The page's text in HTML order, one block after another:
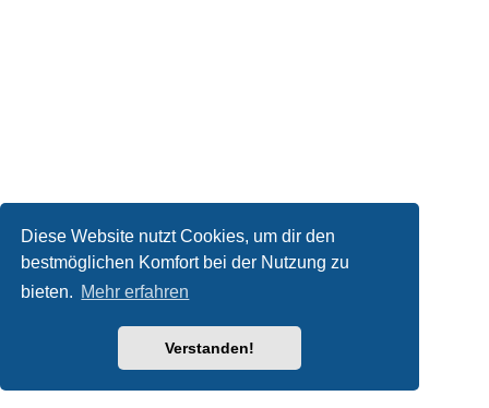
Diese Website nutzt Cookies, um dir den
bestmöglichen Komfort bei der Nutzung zu
bieten. Mehr erfahren
Verstanden!